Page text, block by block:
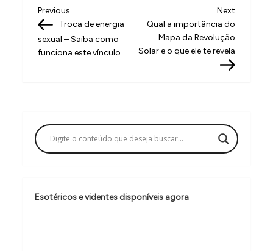
N
a
v
ç
ã
d
Previous
Post
Previous
Troca de energia
sexual – Saiba como
funciona este vínculo
Next
Post
Next
Qual a importância do
Mapa da Revolução
Solar e o que ele te revela
Esotéricos e videntes disponíveis agora